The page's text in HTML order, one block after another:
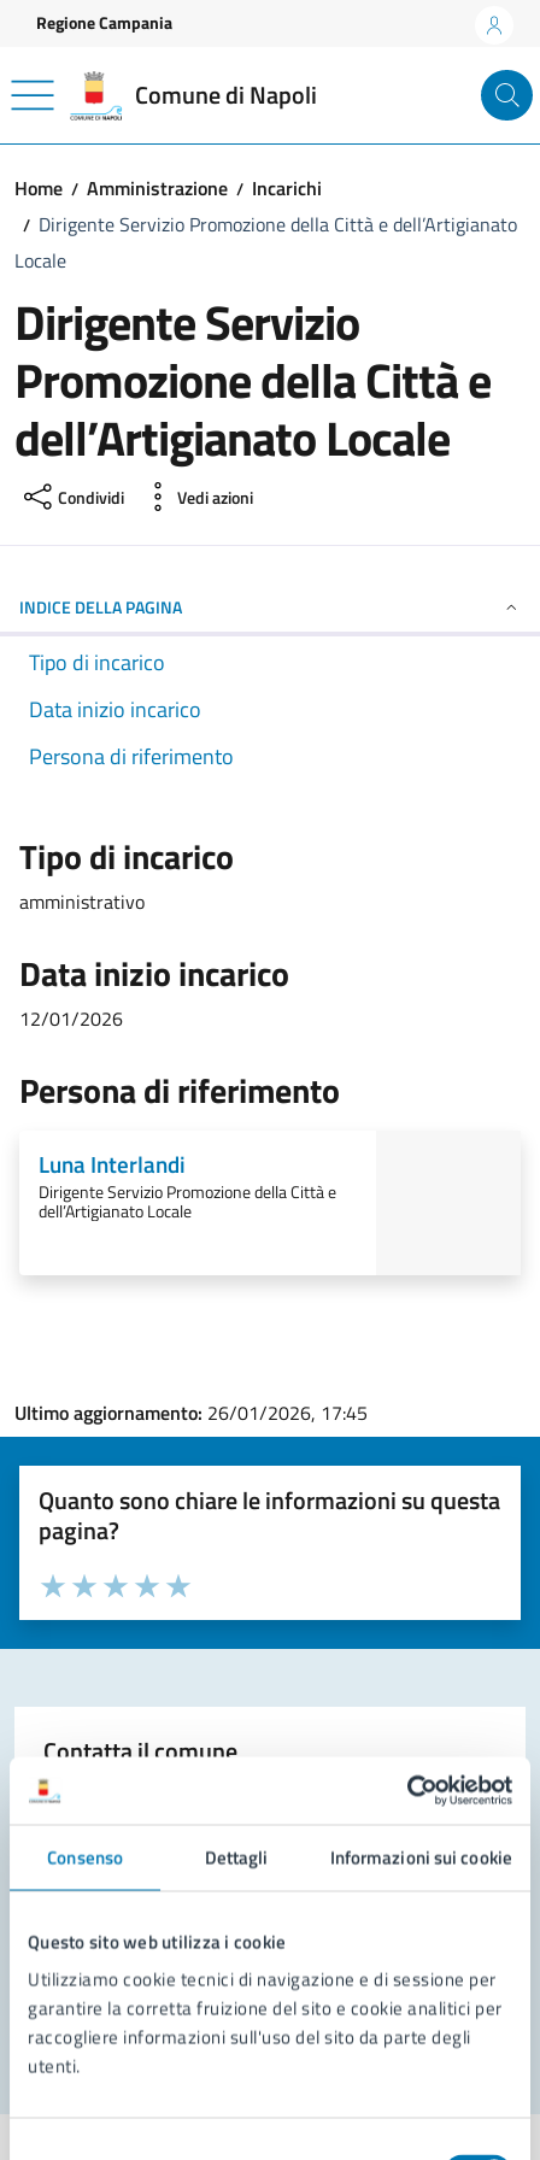
Consenso Dettagli Informazioni sui cookie
Questo sito web utilizza i cookie
Utilizziamo cookie tecnici di navigazione e di sessione per
garantire la corretta fruizione del sito e cookie analitici per
raccogliere informazioni sull'uso del sito da parte degli
utenti.
Vai ai contenuti
Vai al footer
Regione Campania
Comune di Napoli
Home Amministrazione
Incarichi
Dirigente Servizio Promozione della Città e dell’Artigianato
Locale
Dirigente Servizio
Promozione della Città e
dell’Artigianato Locale
Condividi Vedi azioni
INDICE DELLA PAGINA
Tipo di incarico
Data inizio incarico
Persona di riferimento
Tipo di incarico
amministrativo
Data inizio incarico
12/01/2026
Persona di riferimento
Luna Interlandi
Dirigente Servizio Promozione della Città e
dell’Artigianato Locale
Ultimo aggiornamento: 26/01/2026, 17:45
Quanto sono chiare le informazioni su questa
pagina?
Valuta la chiarezza delle informazioni (da 1 a 5 stelle)
Seleziona il numero di stelle per valutare la chiarezza delle
Valuta 5 stelle su 5
Valuta 4 stelle su 5
Valuta 3 stelle su 5
Valuta 2 stelle su 5
Valuta 1 stelle su 5
Contatta il comune
Richiedi assistenza
Prenota appuntamento
Problemi in città
Segnala disservizio